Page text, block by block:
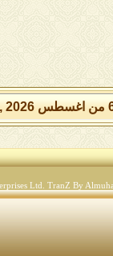
Ltd. TranZ By